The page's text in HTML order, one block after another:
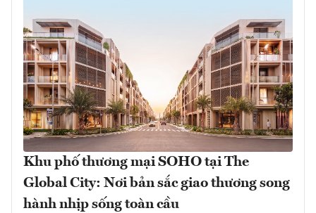
Khu phố thương mại SOHO tại The
Global City: Nơi bản sắc giao thương song
hành nhịp sống toàn cầu